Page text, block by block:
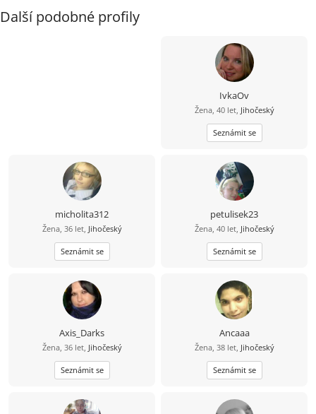
Další podobné profily
IvkaOv
Žena, 40 let, Jihočeský
Seznámit se
micholita312
Žena, 36 let, Jihočeský
Seznámit se
petulisek23
Žena, 40 let, Jihočeský
Seznámit se
Axis_Darks
Žena, 36 let, Jihočeský
Seznámit se
Ancaaa
Žena, 38 let, Jihočeský
Seznámit se